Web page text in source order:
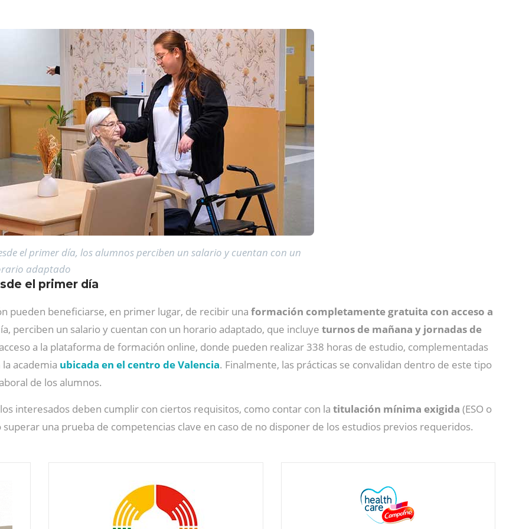
el primer día, los alumnos perciben un salario y cuentan con un
adaptado
el primer día
pueden beneficiarse, en primer lugar, de recibir una formación completamente gratuita con acceso a
perciben un salario y cuentan con un horario adaptado, que incluye turnos de mañana y jornadas de
a la plataforma de formación online, donde pueden realizar 338 horas de estudio, complementadas
academia ubicada en el centro de Valencia. Finalmente, las prácticas se convalidan dentro de este tipo
de los alumnos.
interesados deben cumplir con ciertos requisitos, como contar con la titulación mínima exigida (ESO o
una prueba de competencias clave en caso de no disponer de los estudios previos requeridos.